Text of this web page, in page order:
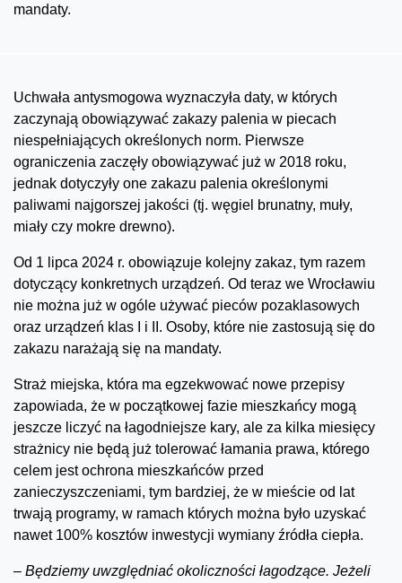
mandaty.
Uchwała antysmogowa wyznaczyła daty, w których
zaczynają obowiązywać zakazy palenia w piecach
niespełniających określonych norm. Pierwsze
ograniczenia zaczęły obowiązywać już w 2018 roku,
jednak dotyczyły one zakazu palenia określonymi
paliwami najgorszej jakości (tj. węgiel brunatny, muły,
miały czy mokre drewno).
Od 1 lipca 2024 r. obowiązuje kolejny zakaz, tym razem
dotyczący konkretnych urządzeń. Od teraz we Wrocławiu
nie można już w ogóle używać pieców pozaklasowych
oraz urządzeń klas I i II. Osoby, które nie zastosują się do
zakazu narażają się na mandaty.
Straż miejska, która ma egzekwować nowe przepisy
zapowiada, że w początkowej fazie mieszkańcy mogą
jeszcze liczyć na łagodniejsze kary, ale za kilka miesięcy
strażnicy nie będą już tolerować łamania prawa, którego
celem jest ochrona mieszkańców przed
zanieczyszczeniami, tym bardziej, że w mieście od lat
trwają programy, w ramach których można było uzyskać
nawet 100% kosztów inwestycji wymiany źródła ciepła.
– Będziemy uwzględniać okoliczności łagodzące. Jeżeli